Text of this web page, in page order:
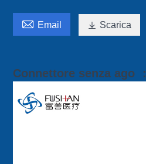
 Email  Scarica
Connettore senza ago ：